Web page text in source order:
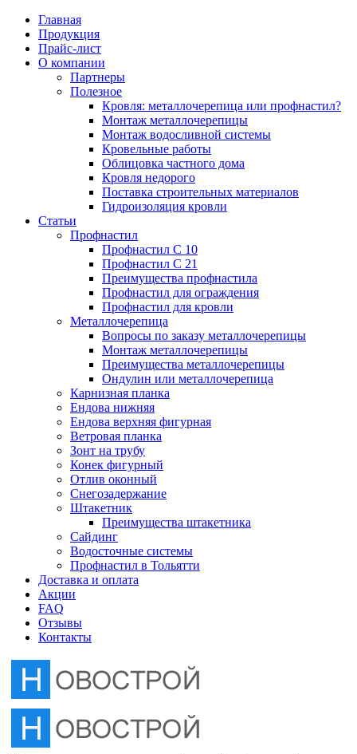
Главная
Продукция
Прайс-лист
О компании
Партнеры
Полезное
Кровля: металлочерепица или профнастил?
Монтаж металлочерепицы
Монтаж водосливной системы
Кровельные работы
Облицовка частного дома
Кровля недорого
Поставка строительных материалов
Гидроизоляция кровли
Статьи
Профнастил
Профнастил С 10
Профнастил С 21
Преимущества профнастила
Профнастил для ограждения
Профнастил для кровли
Металлочерепица
Вопросы по заказу металлочерепицы
Монтаж металлочерепицы
Преимущества металлочерепицы
Ондулин или металлочерепица
Карнизная планка
Ендова нижняя
Ендова верхняя фигурная
Ветровая планка
Зонт на трубу
Конек фигурный
Отлив оконный
Снегозадержание
Штакетник
Преимущества штакетника
Сайдинг
Водосточные системы
Профнастил в Тольятти
Доставка и оплата
Акции
FAQ
Отзывы
Контакты
Партнеры
Полезное
Монтаж
Кровельные
Профнастил
Профнастил С
Металлочерепица Монтаж
Карнизная планка
Ендова нижняя
Ендова верхняя фигурная
Ветровая планка
Зонт на трубу
Конек фигурный
Отлив оконный
Снегозадержание
Штакетник
Сайдинг
Водосточные системы
Профнастил в Тольятти
Цена на профнастил
Цена на металлочерепицу